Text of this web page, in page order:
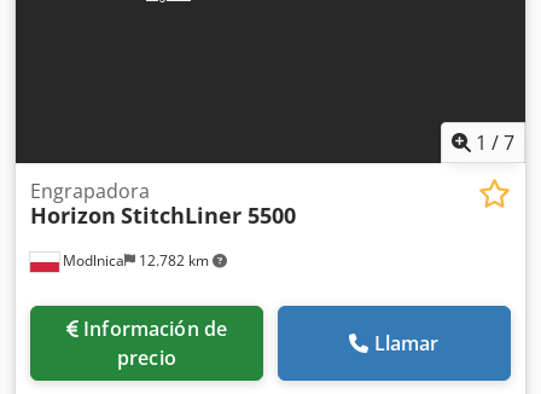
1 /7
Modlnica 12.782 km
Engrapadora
Horizon StitchLiner 5500
Información de
precio
Llamar